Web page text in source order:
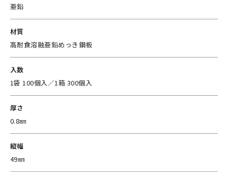
亜鉛
材質
高耐食溶融亜鉛めっき鋼板
入数
1袋 100個入／1箱 300個入
厚さ
0.8㎜
縦幅
49㎜